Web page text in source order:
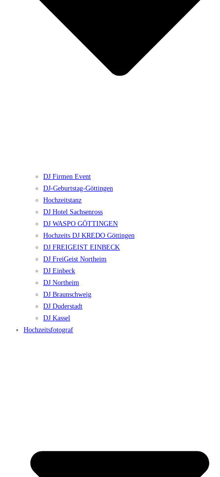
DJ Firmen Event
DJ-Geburtstag-Göttingen
Hochzeitstanz
DJ Hotel Sachsenross
DJ WASPO GÖTTINGEN
Hochzeits DJ KREDO Göttingen
DJ FREIGEIST EINBECK
DJ FreiGeist Northeim
DJ Einbeck
DJ Northeim
DJ Braunschweig
DJ Duderstadt
DJ Kassel
Hochzeitsfotograf